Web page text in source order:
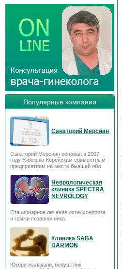
Популярные компании
Санаторий Мерсиан
Санаторий Мерсиан основан в 2007
году Узбекско-Корейским совместным
предприятием на месте бывшей обл
Неврологическая
клиника SPECTRA
NEVROLOGY
Стационарное лечение остеохондроза
и грыжи позвоночника
Клиника SABA
DARMON
Юкори малакали, бепуштлик